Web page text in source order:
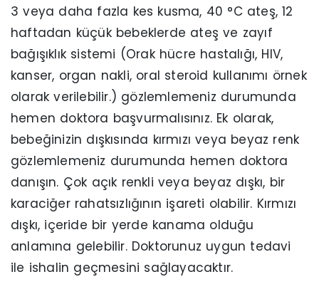
3 veya daha fazla kes kusma, 40 °C ateş, 12
haftadan küçük bebeklerde ateş ve zayıf
bağışıklık sistemi (Orak hücre hastalığı, HIV,
kanser, organ nakli, oral steroid kullanımı örnek
olarak verilebilir.) gözlemlemeniz durumunda
hemen doktora başvurmalısınız. Ek olarak,
bebeğinizin dışkısında kırmızı veya beyaz renk
gözlemlemeniz durumunda hemen doktora
danışın. Çok açık renkli veya beyaz dışkı, bir
karaciğer rahatsızlığının işareti olabilir. Kırmızı
dışkı, içeride bir yerde kanama olduğu
anlamına gelebilir. Doktorunuz uygun tedavi
ile ishalin geçmesini sağlayacaktır.